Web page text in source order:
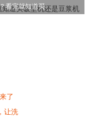
看完就知道买
了
让洗